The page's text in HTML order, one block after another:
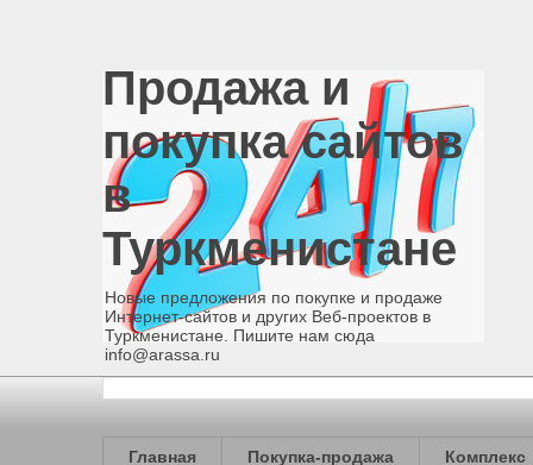
Продажа и
покупка сайтов
в
Туркменистане
Новые предложения по покупке и продаже
Интернет-сайтов и других Веб-проектов в
Туркменистане. Пишите нам сюда
info@arassa.ru
Главная Покупка-продажа Комплекс